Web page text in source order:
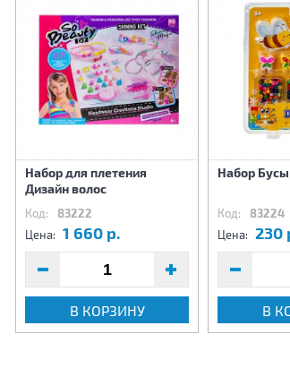
Набор для плетения
Дизайн волос
Код: 83222
Цена: 1 660 р.
В КОРЗИНУ
Набор Бусы
Код: 83224
Цена: 230
В